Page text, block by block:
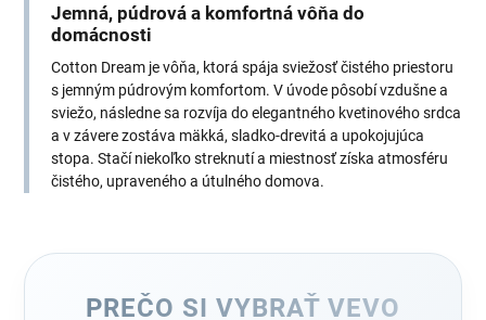
Jemná, púdrová a komfortná vôňa do
domácnosti
Cotton Dream je vôňa, ktorá spája sviežosť čistého priestoru
s jemným púdrovým komfortom. V úvode pôsobí vzdušne a
sviežo, následne sa rozvíja do elegantného kvetinového srdca
a v závere zostáva mäkká, sladko-drevitá a upokojujúca
stopa. Stačí niekoľko streknutí a miestnosť získa atmosféru
čistého, upraveného a útulného domova.
PREČO SI VYBRAŤ VEVO